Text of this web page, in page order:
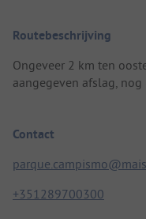
Routebeschrijving
Ongeveer 2 km ten
aangegeven afslag, nog
Contact
+351289700300